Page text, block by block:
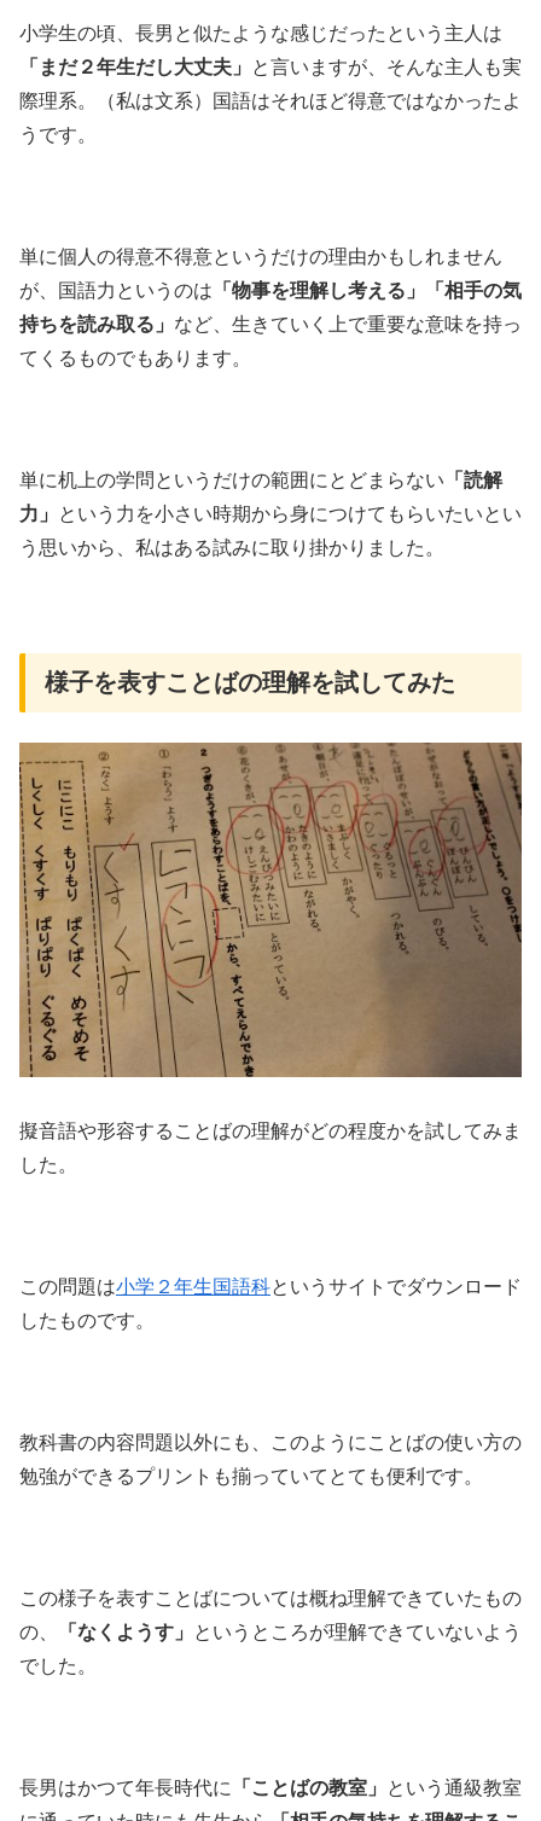
小学生の頃、長男と似たような感じだったという主人は
「まだ２年生だし大丈夫」
と言いますが、そんな主人も実
際理系。（私は文系）国語はそれほど得意ではなかったよ
うです。
単に個人の得意不得意というだけの理由かもしれません
が、国語力というのは 「物事を理解し考える」「相手の気
持ちを読み取る」 など、生きていく上で重要な意味を持っ
てくるものでもあります。
単に机上の学問というだけの範囲にとどまらない 「読解
力」
という力を小さい時期から身につけてもらいたいとい
う思いから、私はある試みに取り掛かりました。
様子を表すことばの理解を試してみた
擬音語や形容することばの理解がどの程度かを試してみま
した。
この問題は小学２年生国語科というサイトでダウンロード
したものです。
教科書の内容問題以外にも、このようにことばの使い方の
勉強ができるプリントも揃っていてとても便利です。
この様子を表すことばについては概ね理解できていたもの
の、
「なくようす」
というところが理解できていないよう
でした。
長男はかつて年長時代に 「ことばの教室」
という通級教室